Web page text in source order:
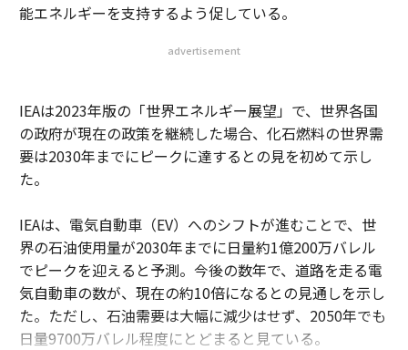
能エネルギーを支持するよう促している。
advertisement
IEAは2023年版の「世界エネルギー展望」で、世界各国
の政府が現在の政策を継続した場合、化石燃料の世界需
要は2030年までにピークに達するとの見を初めて示し
た。
IEAは、電気自動車（EV）へのシフトが進むことで、世
界の石油使用量が2030年までに日量約1億200万バレル
でピークを迎えると予測。今後の数年で、道路を走る電
気自動車の数が、現在の約10倍になるとの見通しを示し
た。ただし、石油需要は大幅に減少はせず、2050年でも
日量9700万バレル程度にとどまると見ている。